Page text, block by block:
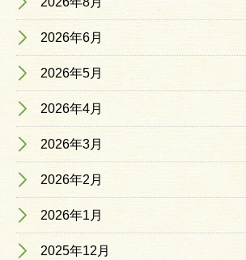
2026年6月
2026年5月
2026年4月
2026年3月
2026年2月
2026年1月
2025年12月